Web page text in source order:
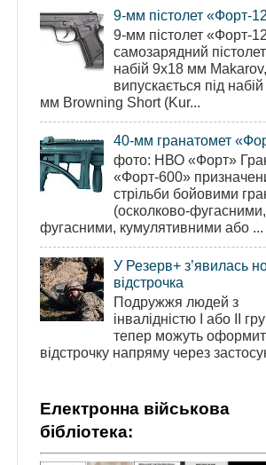
9-мм пістолет «Форт-
9-мм пістолет «Форт-
самозарядний пістолет
набій 9х18 мм
випускається під
мм Browning Short (Kur...
40-мм гранатомет
фото: НВО «Форт»
«Форт-600»
стрільби бойовими
(осколково-фугасними,
фугасними, кумулятивними або ...
У Резерв+ з’явилась
відстрочка
Подружжя людей з
інвалідністю І або ІІ
тепер можуть
відстрочку напряму через
Електронна військова
бібліотека: